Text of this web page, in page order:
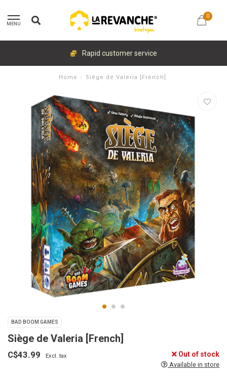
MENU
0
Rapid customer service
Home / Siège de Valeria [French]
BAD BOOM GAMES
Siège de Valeria [French]
C$43.99 Excl. tax Out of stock
Available in store